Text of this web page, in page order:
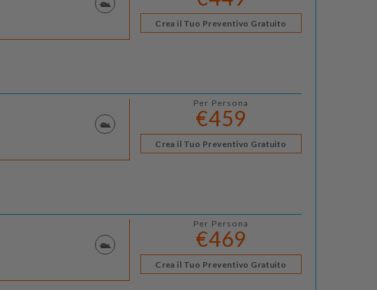
Crea il Tuo Preventivo Gratuito
Per Persona
€459
Crea il Tuo Preventivo Gratuito
Per Persona
€469
Crea il Tuo Preventivo Gratuito